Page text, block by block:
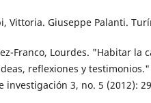
Vittoria. Giuseppe Palanti.
Franco, Lourdes. "Habitar la
reflexiones y
investigación 3, no. 5 (2012):